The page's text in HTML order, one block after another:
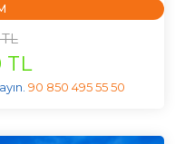
TL
90 850 495 55 50